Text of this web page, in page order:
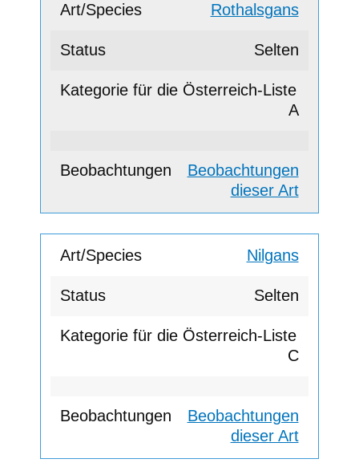
Rothalsgans
Selten
A
Beobachtungen
dieser Art
Nilgans
Selten
C
Beobachtungen
dieser Art